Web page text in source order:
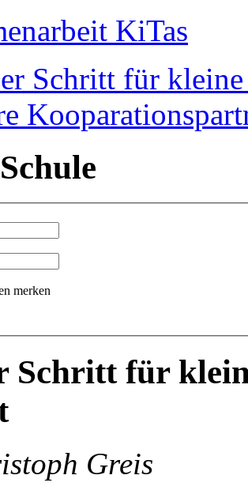
KiTas
Schritt für kleine
merken
Schritt für
Greis